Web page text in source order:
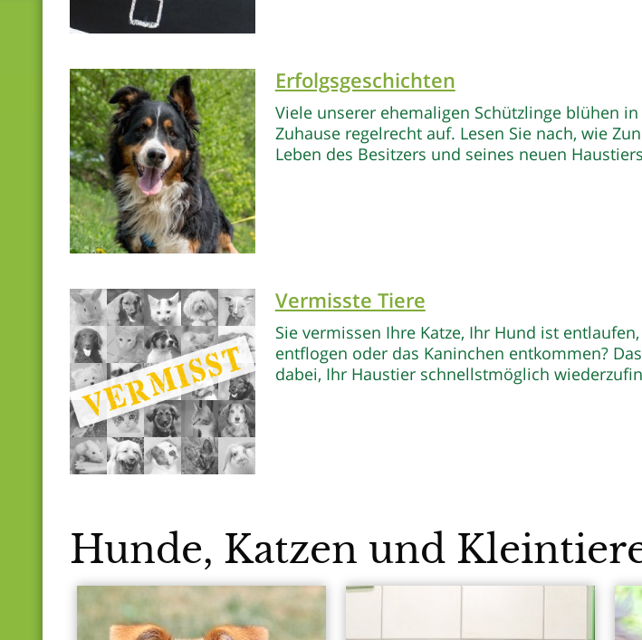
Erfolgsgeschichten
Viele unserer ehemaligen Schützlinge blühen
Zuhause regelrecht auf. Lesen Sie nach, wie
Leben des Besitzers und seines neuen
Vermisste Tiere
Sie vermissen Ihre Katze, Ihr Hund ist
entflogen oder das Kaninchen entkommen?
dabei, Ihr Haustier schnellstmöglich
Hunde, Katzen und